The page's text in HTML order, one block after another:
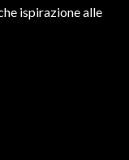
ispirazione alle